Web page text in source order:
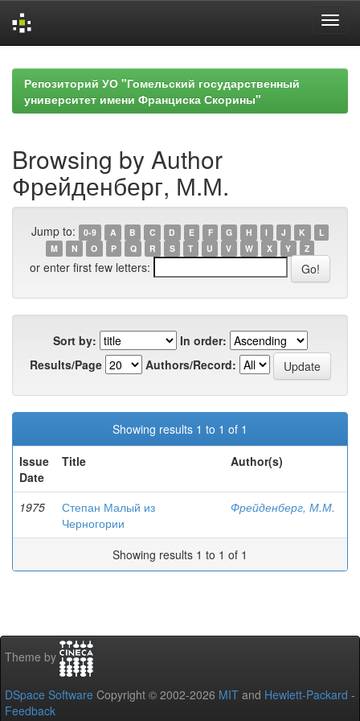
navigationРепозиторий УО "Гомельский государственный
университет имени Франциска Скорины"
Browsing by Author
Фрейденберг, М.М.
Jump to: 0-9 A B C D E F G H I J K
L
M
N O P Q R S T U V W X Y Z
or enter first few letters:
Sort by:
In order:
Results/Page
Authors/Record:
Showing results 1 to 1 of 1
Issue
Date
Title Author(s)
1975
Степан Малый из
Черногории
Фрейденберг, М.М.
Showing results 1 to 1 of 1
Theme by
DSpace Software Copyright © 2002-2026 MIT and Hewlett-Packard -
Feedback